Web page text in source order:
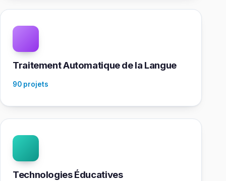
Traitement Automatique de la Langue
90 projets
Technologies Éducatives